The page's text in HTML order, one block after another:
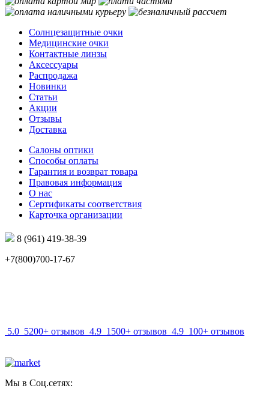
Солнцезащитные очки
Медицинские очки
Контактные линзы
Аксессуары
Распродажа
Новинки
Статьи
Акции
Отзывы
Доставка
Салоны оптики
Способы оплаты
Гарантия и возврат товара
Правовая информация
О нас
Сертификаты соответствия
Карточка организации
8 (961) 419-38-39
+7(800)700-17-67
5.0 5200+ отзывов 4.9 1500+ отзывов 4.9 100+ отзывов
Мы в Соц.сетях: